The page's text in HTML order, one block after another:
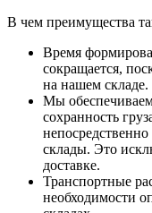
В чем преимущества
Время
сокращается,
на нашем складе.
Мы
сохранность
склады. Это
доставке.
Транспортные
необходимости